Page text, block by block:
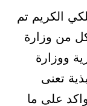
الكريم تم
من وزارة
ووزارة
تعنى
على ما